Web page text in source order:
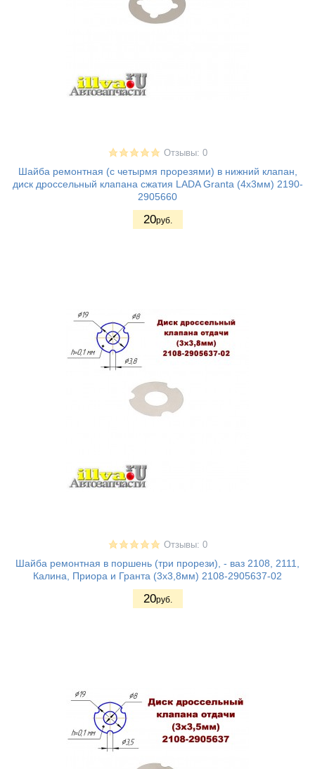
Отзывы: 0
Шайба ремонтная (с четырмя прорезями) в нижний клапан,
диск дроссельный клапана сжатия LADA Granta (4х3мм) 2190-
2905660
20руб.
Отзывы: 0
Шайба ремонтная в поршень (три прорези), - ваз 2108, 2111,
Калина, Приора и Гранта (3х3,8мм) 2108-2905637-02
20руб.